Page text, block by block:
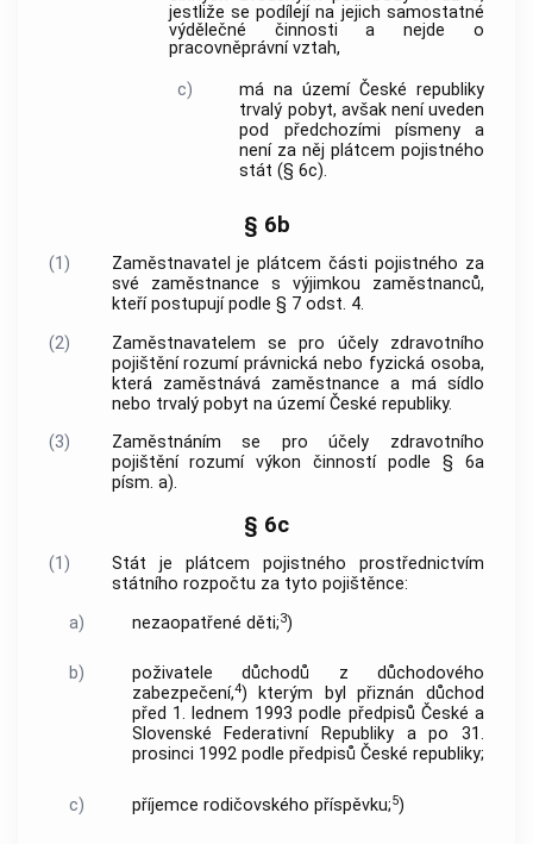
jestliže se podílejí na jejich samostatné
výdělečné činnosti a nejde o
pracovněprávní vztah,
c)
má na území České republiky
trvalý pobyt, avšak není uveden
pod předchozími písmeny a
není za něj plátcem pojistného
stát (§ 6c).
§ 6b
(1)
Zaměstnavatel je plátcem části pojistného za
své zaměstnance s výjimkou zaměstnanců,
kteří postupují podle § 7 odst. 4.
(2)
Zaměstnavatelem se pro účely zdravotního
pojištění rozumí právnická nebo fyzická osoba,
která zaměstnává zaměstnance a má sídlo
nebo trvalý pobyt na území České republiky.
(3)
Zaměstnáním se pro účely zdravotního
pojištění rozumí výkon činností podle § 6a
písm. a).
§ 6c
(1)
Stát je plátcem pojistného prostřednictvím
státního rozpočtu za tyto pojištěnce:
a)
nezaopatřené děti;3)
b)
poživatele důchodů z důchodového
zabezpečení,4) kterým byl přiznán důchod
před 1. lednem 1993 podle předpisů České a
Slovenské Federativní Republiky a po 31.
prosinci 1992 podle předpisů České republiky;
c) příjemce rodičovského příspěvku;5)